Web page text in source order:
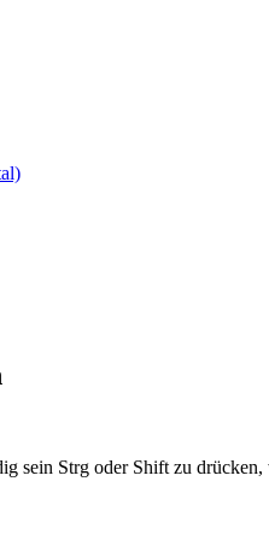
sein Strg oder Shift zu